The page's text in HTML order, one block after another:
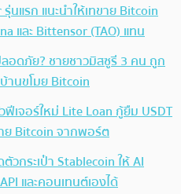
นแรก แนะนำให้เทขาย Bitcoin
และ Bittensor (TAO) แทน
ลอดภัย? ชายชาวมิสซูรี 3 คน ถูก
นขโมย Bitcoin
ฟีเจอร์ใหม่ Lite Loan กู้ยืม USDT
ย Bitcoin จากพอร์ต
วกระเป๋า Stablecoin ให้ AI
และคอนเทนต์เองได้